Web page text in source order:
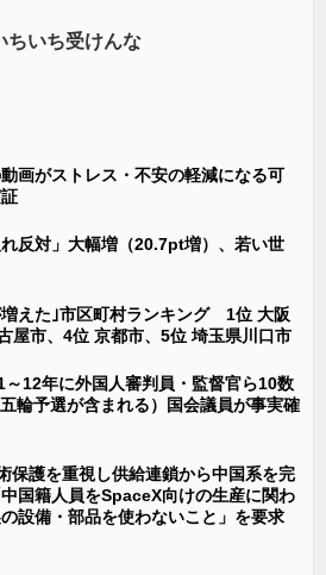
ちいち受けんな
動画がストレス・不安の軽減になる可
反対」大幅増（20.7pt増）、若い世
増えた｣市区町村ランキング 1位 大阪
屋市、4位 京都市、5位 埼玉県川口市
12年に外国人審判員・監督官ら10数
輪予選が含まれる）国会議員が事実確
保護を重視し供給連鎖から中国系を完
国籍人員をSpaceX向けの生産に関わ
設備・部品を使わないこと」を要求